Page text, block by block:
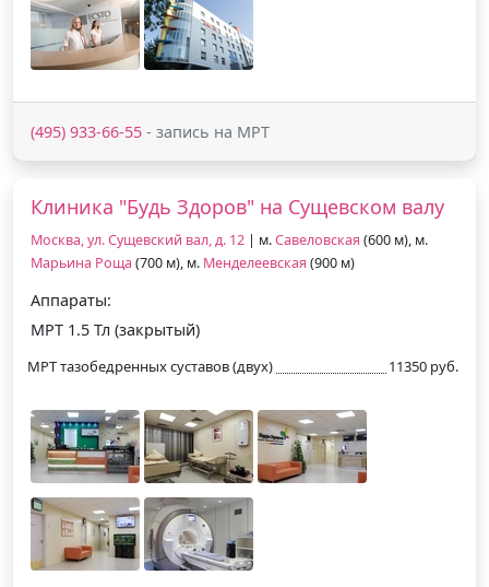
(495) 933-66-55 - запись на МРТ
Клиника "Будь Здоров" на Сущевском валу
Москва, ул. Сущевский вал, д. 12 | м.Савеловская (600 м), м.
Марьина Роща (700 м), м. Менделеевская (900 м)
Аппараты:
МРТ 1.5 Тл (закрытый)
МРТ тазобедренных суставов (двух) 11350 руб.